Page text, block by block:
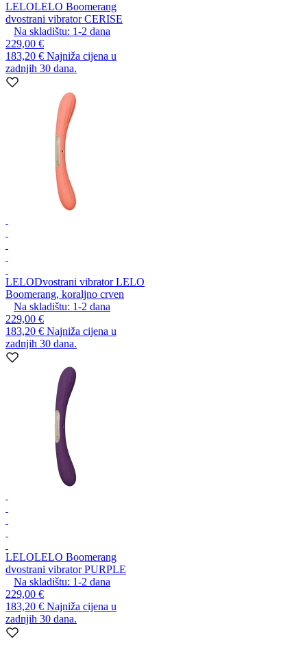
LELOLELO Boomerang
dvostrani vibrator CERISE
Na skladištu: 1-2 dana
229,00 €
183,20 € Najniža cijena u
zadnjih 30 dana.
LELODvostrani vibrator LELO
Boomerang, koraljno crven
Na skladištu: 1-2 dana
229,00 €
183,20 € Najniža cijena u
zadnjih 30 dana.
LELOLELO Boomerang
dvostrani vibrator PURPLE
Na skladištu: 1-2 dana
229,00 €
183,20 € Najniža cijena u
zadnjih 30 dana.